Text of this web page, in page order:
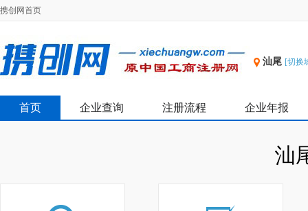
携创网首页
汕尾 [切换
首页 企业查询 注册流程 企业年报
汕